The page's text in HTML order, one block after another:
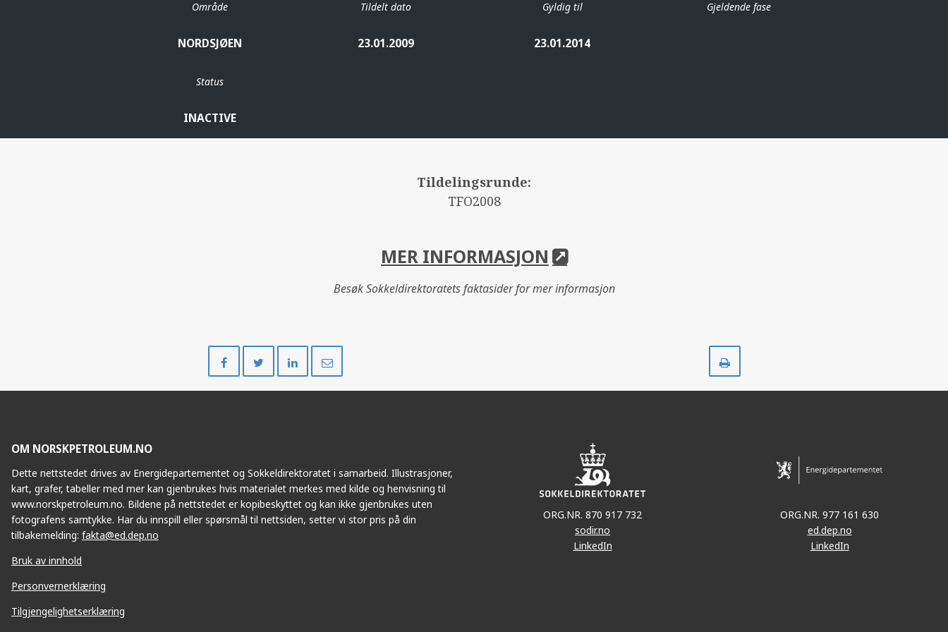
Område
NORDSJØEN
Tildelt dato
23.01.2009
Gyldig til
23.01.2014
Gjeldende fase
Status
INACTIVE
Tildelingsrunde:
TFO2008
MER INFORMASJON
Besøk Sokkeldirektoratets faktasider for mer informasjon
på
på
på
OM NORSKPETROLEUM.NO
Dette nettstedet drives av Energidepartementet og Sokkeldirektoratet i samarbeid. Illustrasjoner,
kart, grafer, tabeller med mer kan gjenbrukes hvis materialet merkes med kilde og henvisning til
www.norskpetroleum.no. Bildene på nettstedet er kopibeskyttet og kan ikke gjenbrukes uten
fotografens samtykke. Har du innspill eller spørsmål til nettsiden, setter vi stor pris på din
tilbakemelding: fakta@ed.dep.no
Bruk av innhold
Personvernerklæring
Tilgjengelighetserklæring
ORG.NR. 870 917 732
sodir.no
LinkedIn
ORG.NR. 977 161 630
ed.dep.no
LinkedIn